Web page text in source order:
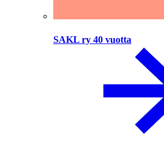
SAKL ry 40 vuotta